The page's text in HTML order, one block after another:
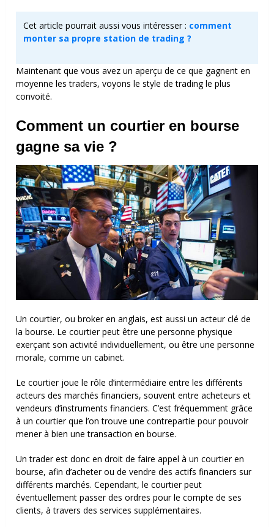
Cet article pourrait aussi vous intéresser : comment
monter sa propre station de trading ?
Maintenant que vous avez un aperçu de ce que gagnent en
moyenne les traders, voyons le style de trading le plus
convoité.
Comment un courtier en bourse
gagne sa vie ?
Un courtier, ou broker en anglais, est aussi un acteur clé de
la bourse. Le courtier peut être une personne physique
exerçant son activité individuellement, ou être une personne
morale, comme un cabinet.
Le courtier joue le rôle d’intermédiaire entre les différents
acteurs des marchés financiers, souvent entre acheteurs et
vendeurs d’instruments financiers. C’est fréquemment grâce
à un courtier que l’on trouve une contrepartie pour pouvoir
mener à bien une transaction en bourse.
Un trader est donc en droit de faire appel à un courtier en
bourse, afin d’acheter ou de vendre des actifs financiers sur
différents marchés. Cependant, le courtier peut
éventuellement passer des ordres pour le compte de ses
clients, à travers des services supplémentaires.